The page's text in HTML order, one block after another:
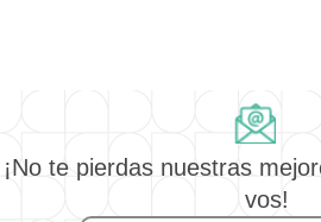
¡No te pierdas nuestras
vos!